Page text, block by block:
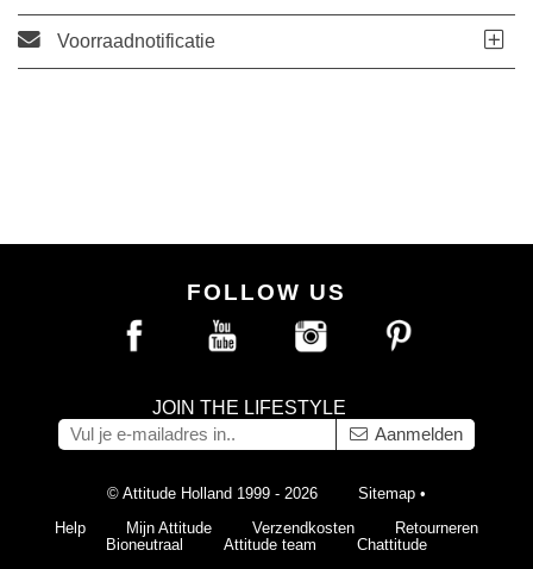
Voorraadnotificatie
FOLLOW US
JOIN THE LIFESTYLE
Aanmelden
© Attitude Holland 1999 - 2026 Sitemap •
Help
Mijn Attitude Verzendkosten
Retourneren
Bioneutraal
Attitude team Chattitude